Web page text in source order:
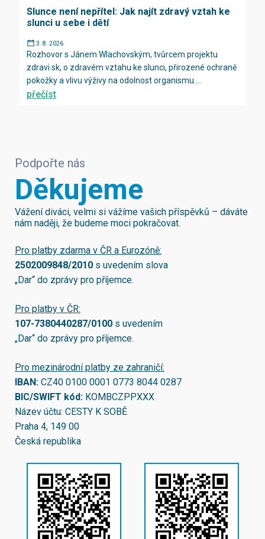
Slunce není nepřítel: Jak najít zdravý vztah ke
slunci u sebe i dětí
3. 8. 2026
Rozhovor s Jánem Wlachovským, tvůrcem projektu
zdravi.sk, o zdravém vztahu ke slunci, přirozené ochraně
pokožky a vlivu výživy na odolnost organismu....
přečíst
Podpořte nás
Děkujeme
Vážení diváci, velmi si vážíme vašich příspěvků – dáváte
nám naději, že budeme moci pokračovat.
Pro platby zdarma v ČR a Eurozóně:
2502009848/2010 s uvedením slova
„Dar“ do zprávy pro příjemce.
Pro platby v ČR:
107-7380440287/0100 s uvedením
„Dar“ do zprávy pro příjemce.
Pro mezinárodní platby ze zahraničí:
IBAN: CZ40 0100 0001 0773 8044 0287
BIC/SWIFT kód: KOMBCZPPXXX
Název účtu: CESTY K SOBĚ
Praha 4, 149 00
Česká republika